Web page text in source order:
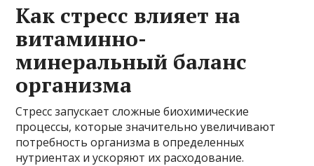
Как стресс влияет на
витаминно-
минеральный баланс
организма
Стресс запускает сложные биохимические
процессы, которые значительно увеличивают
потребность организма в определенных
нутриентах и ускоряют их расходование.